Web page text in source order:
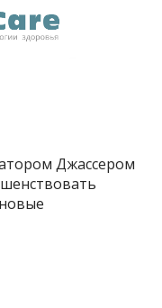
Джассером